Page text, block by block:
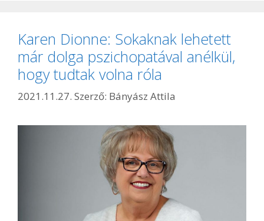
Karen Dionne: Sokaknak lehetett
már dolga pszichopatával anélkül,
hogy tudtak volna róla
2021.11.27. Szerző: Bányász Attila